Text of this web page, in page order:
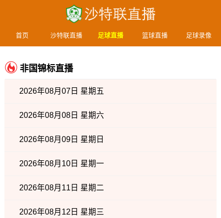
首页 沙特联直播 足球直播 篮球直播 足球录像
非国锦标直播
2026年08月07日 星期五
2026年08月08日 星期六
2026年08月09日 星期日
2026年08月10日 星期一
2026年08月11日 星期二
2026年08月12日 星期三